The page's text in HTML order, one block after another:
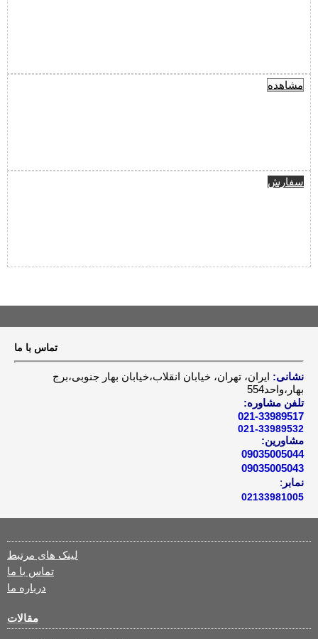
مشاهده
سفارش
تماس با ما
نشانی: ایران، تهران، خیابان انقلاب،خیابان بهار جنوبی،برج
بهار،واحد554
تلفن مشاوره:
021-33989517
021-33989532
مشاورین:
09035005044
09035005043
نمابر :
02133981005
لینک های مرتبط
تماس با ما
درباره ما
مقالات